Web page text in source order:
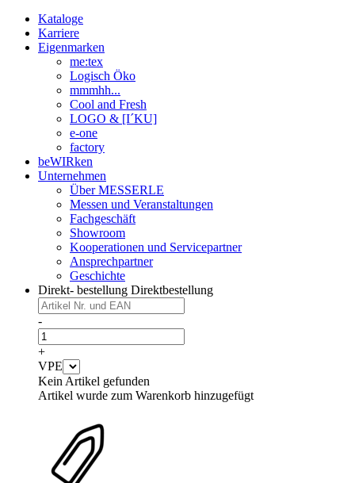
Kataloge
Karriere
Eigenmarken
me:tex
Logisch Öko
mmmhh...
Cool and Fresh
LOGO & [I´KU]
e-one
factory
beWIRken
Unternehmen
Über MESSERLE
Messen und Veranstaltungen
Fachgeschäft
Showroom
Kooperationen und Servicepartner
Ansprechpartner
Geschichte
Direkt- bestellung Direktbestellung
-
+
VPE
Kein Artikel gefunden
Artikel wurde zum Warenkorb hinzugefügt